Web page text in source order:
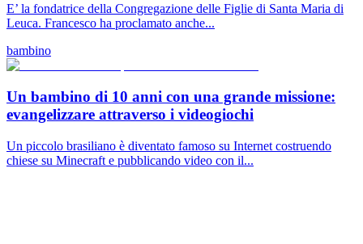
E’ la fondatrice della Congregazione delle Figlie di Santa Maria di
Leuca. Francesco ha proclamato anche...
bambino
Un bambino di 10 anni con una grande missione:
evangelizzare attraverso i videogiochi
Un piccolo brasiliano è diventato famoso su Internet costruendo
chiese su Minecraft e pubblicando video con il...